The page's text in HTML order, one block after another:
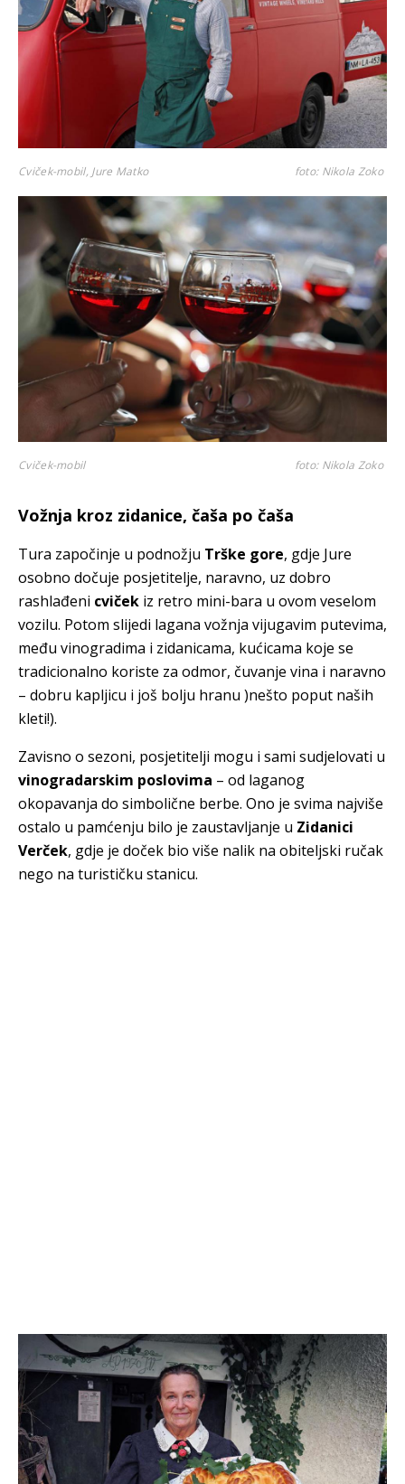
Cviček-mobil, Jure Matko foto: Nikola Zoko
Cviček-mobil foto: Nikola Zoko
Vožnja kroz zidanice, čaša po čaša
Tura započinje u podnožju Trške gore, gdje Jure
osobno dočuje posjetitelje, naravno, uz dobro
rashlađeni cviček iz retro mini-bara u ovom veselom
vozilu. Potom slijedi lagana vožnja vijugavim putevima,
među vinogradima i zidanicama, kućicama koje se
tradicionalno koriste za odmor, čuvanje vina i naravno
– dobru kapljicu i još bolju hranu )nešto poput naših
kleti!).
Zavisno o sezoni, posjetitelji mogu i sami sudjelovati u
vinogradarskim poslovima – od laganog
okopavanja do simbolične berbe. Ono je svima najviše
ostalo u pamćenju bilo je zaustavljanje u Zidanici
Verček, gdje je doček bio više nalik na obiteljski ručak
nego na turističku stanicu.